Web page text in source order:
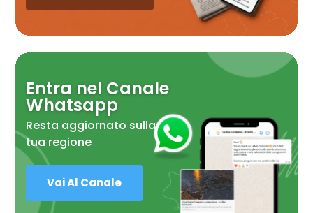
Entra nel Canale
Whatsapp
Resta aggiornato sulla
tua regione
Vai Al Canale